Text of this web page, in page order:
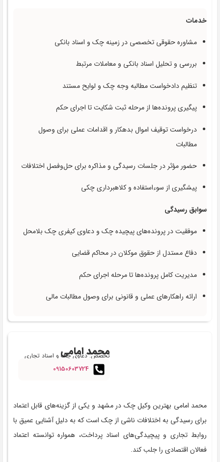
خدمات
مشاوره حقوقی تخصصی در زمینه چک و اسناد بانکی
بررسی و تحلیل اسناد بانکی و معاملات مرتبط
تنظیم دادخواست مطالبه وجه چک و لوایح مستند
پیگیری پرونده‌ها از مرحله ثبت شکایت تا اجرای حکم
درخواست توقیف اموال بدهکار و اقدامات عملی برای وصول
مطالبات
حضور مؤثر در جلسات رسیدگی و مذاکره برای حل‌وفصل اختلافات
پیشگیری از سوءاستفاده و کلاهبرداری چکی
سوابق رسیدگی
موفقیت در پرونده‌های پیچیده چک و دعاوی کیفری چک بلامحل
دفاع مستدل از حقوق موکلان در محاکم قضایی
مدیریت کامل پرونده‌ها تا مرحله اجرای حکم
ارائه راهکارهای عملی و قانونی برای وصول مطالبات مالی
محمد امامی
تخصص: دعاوی چک و اسناد تجاری
09150603724
محمد امامی بهترین وکیل چک در مشهد و یکی از گزینه‌های قابل اعتماد
برای رسیدگی به اختلافات ناشی از چک است که به دلیل آشنایی عمیق با
روابط تجاری و پیچیدگی‌های اسناد پرداخت، همواره توانسته اعتماد
فعالان اقتصادی را جلب کند.